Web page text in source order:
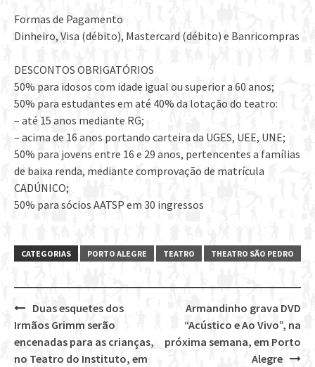
Formas de Pagamento
Dinheiro, Visa (débito), Mastercard (débito) e Banricompras
DESCONTOS OBRIGATÓRIOS
50% para idosos com idade igual ou superior a 60 anos;
50% para estudantes em até 40% da lotação do teatro:
– até 15 anos mediante RG;
– acima de 16 anos portando carteira da UGES, UEE, UNE;
50% para jovens entre 16 e 29 anos, pertencentes a famílias
de baixa renda, mediante comprovação de matrícula
CADÚNICO;
50% para sócios AATSP em 30 ingressos
CATEGORIAS PORTO ALEGRE TEATRO THEATRO SÃO PEDRO
Post
navigation
Armandinho grava DVD
“Acústico e Ao Vivo”, na
próxima semana, em Porto
Alegre
Duas esquetes dos
Irmãos Grimm serão
encenadas para as crianças,
no Teatro do Instituto, em